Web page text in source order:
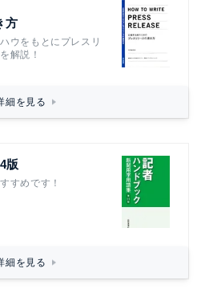
方
ウをもとにプレスリ
解説！
細を見る
版
すめです！
細を見る